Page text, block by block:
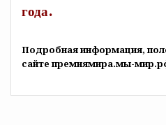
года.
Подробная информация,
сайте премиямира.мы-